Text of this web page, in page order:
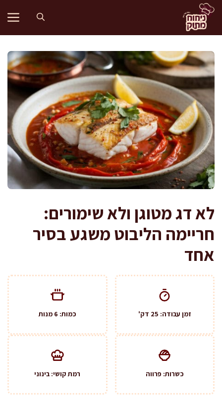
לדלג
לתוכן
לא דג מטוגן ולא שימורים:
חריימה הליבוט משגע בסיר
אחד
זמן עבודה: 25 דק' כמות: 6 מנות
כשרות: פרווה רמת קושי: בינוני